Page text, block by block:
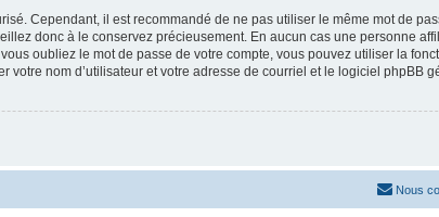
Cependant, il est recommandé de ne pas utiliser le même mot de
donc à le conservez précieusement. En aucun cas une personne
oubliez le mot de passe de votre compte, vous pouvez utiliser la
nom d’utilisateur et votre adresse de courriel et le logiciel phpBB
Nous